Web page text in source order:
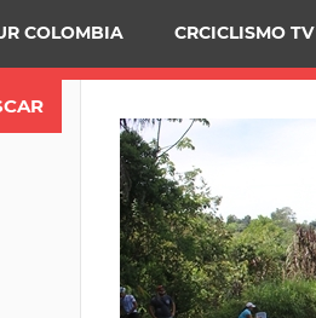
COLOMBIA CRCICLISMO TV